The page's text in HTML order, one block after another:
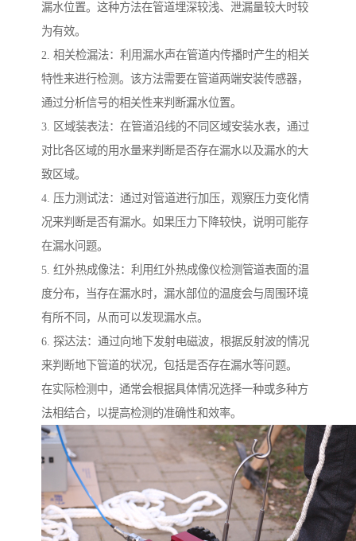
漏水位置。这种方法在管道埋深较浅、泄漏量较大时较
为有效。
2. 相关检漏法：利用漏水声在管道内传播时产生的相关
特性来进行检测。该方法需要在管道两端安装传感器，
通过分析信号的相关性来判断漏水位置。
3. 区域装表法：在管道沿线的不同区域安装水表，通过
对比各区域的用水量来判断是否存在漏水以及漏水的大
致区域。
4. 压力测试法：通过对管道进行加压，观察压力变化情
况来判断是否有漏水。如果压力下降较快，说明可能存
在漏水问题。
5. 红外热成像法：利用红外热成像仪检测管道表面的温
度分布，当存在漏水时，漏水部位的温度会与周围环境
有所不同，从而可以发现漏水点。
6. 探达法：通过向地下发射电磁波，根据反射波的情况
来判断地下管道的状况，包括是否存在漏水等问题。
在实际检测中，通常会根据具体情况选择一种或多种方
法相结合，以提高检测的准确性和效率。